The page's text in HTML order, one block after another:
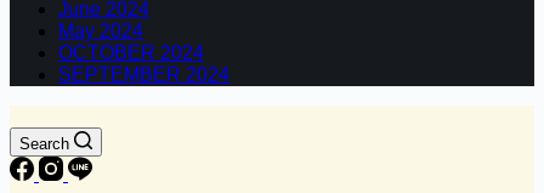
June 2024
May 2024
OCTOBER 2024
SEPTEMBER 2024
Search